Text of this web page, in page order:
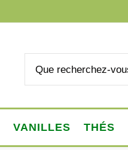
VANILLES THÉS